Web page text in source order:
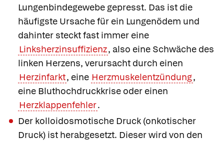
Lungenbindegewebe gepresst. Das ist die
häufigste Ursache für ein Lungenödem und
dahinter steckt fast immer eine
Linksherzinsuffizienz, also eine Schwäche des
linken Herzens, verursacht durch einen
Herzinfarkt, eine Herzmuskelentzündung,
eine Bluthochdruckkrise oder einen
Herzklappenfehler.
Der kolloidosmotische Druck (onkotischer
Druck) ist herabgesetzt. Dieser wird von den